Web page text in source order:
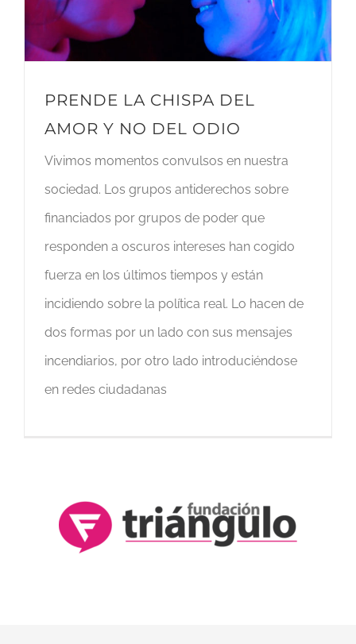
PRENDE LA CHISPA DEL
AMOR Y NO DEL ODIO
Vivimos momentos convulsos en nuestra
sociedad. Los grupos antiderechos sobre
financiados por grupos de poder que
responden a oscuros intereses han cogido
fuerza en los últimos tiempos y están
incidiendo sobre la política real. Lo hacen de
dos formas por un lado con sus mensajes
incendiarios, por otro lado introduciéndose
en redes ciudadanas